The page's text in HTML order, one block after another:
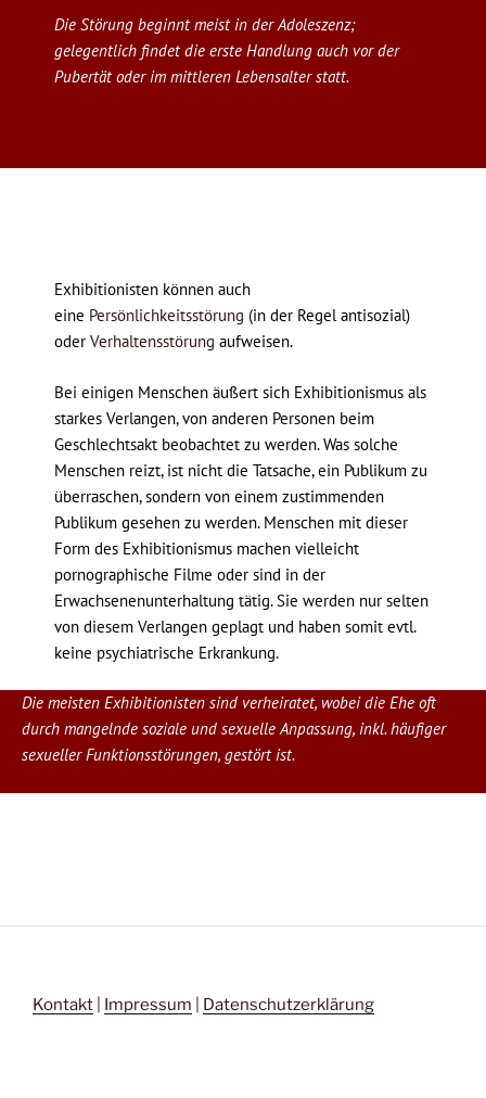
Die Störung beginnt meist in der Adoleszenz;
gelegentlich findet die erste Handlung auch vor der
Pubertät oder im mittleren Lebensalter statt.
Die meisten Exhibitionisten sind verheiratet, wobei die Ehe oft
durch mangelnde soziale und sexuelle Anpassung, inkl. häufiger
sexueller Funktionsstörungen, gestört ist.
Exhibitionisten können auch
eine Persönlichkeitsstörung (in der Regel antisozial)
oder Verhaltensstörung aufweisen.
Bei einigen Menschen äußert sich Exhibitionismus als
starkes Verlangen, von anderen Personen beim
Geschlechtsakt beobachtet zu werden. Was solche
Menschen reizt, ist nicht die Tatsache, ein Publikum zu
überraschen, sondern von einem zustimmenden
Publikum gesehen zu werden. Menschen mit dieser
Form des Exhibitionismus machen vielleicht
pornographische Filme oder sind in der
Erwachsenenunterhaltung tätig. Sie werden nur selten
von diesem Verlangen geplagt und haben somit evtl.
keine psychiatrische Erkrankung.
Kontakt Impressum Datenschutzerklärung